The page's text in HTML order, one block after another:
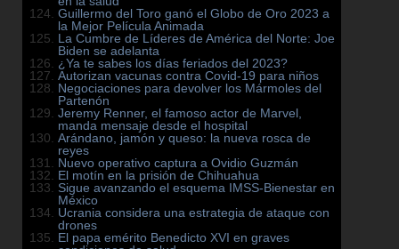
Guillermo del Toro ganó el Globo de Oro 2023 a
la Mejor Película Animada
La Cumbre de Líderes de América del Norte: Joe
Biden se adelanta
¿Ya te sabes los días feriados del 2023?
Autorizan vacunas contra Covid-19 para niños
Negociaciones para devolver los Mármoles del
Partenón
Jeremy Renner, el famoso actor de Marvel,
manda mensaje desde el hospital
Arándano, jamón y queso: la nueva rosca de
reyes
Nuevo operativo captura a Ovidio Guzmán
El motín en la prisión de Chihuahua
Sigue avanzando el esquema IMSS-Bienestar en
México
Ucrania considera una estrategia de ataque con
drones
El papa emérito Benedicto XVI en graves